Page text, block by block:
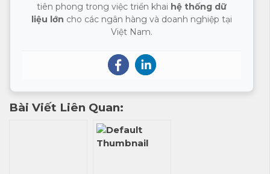
tiên phong trong việc triển khai hệ thống dữ
liệu lớn cho các ngân hàng và doanh nghiệp tại
Việt Nam.
Bài Viết Liên Quan: